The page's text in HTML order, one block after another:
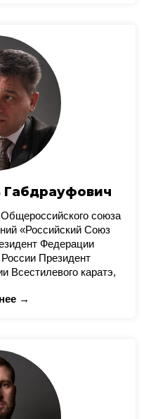
Габдрауфович
союза
«Российский Союз
Федерации
Президент
Всестилевого каратэ,
→